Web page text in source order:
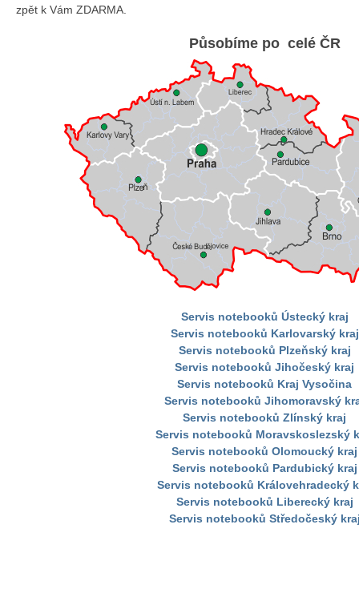
zpět k Vám ZDARMA.
Působíme po celé ČR
Servis notebooků Ústecký kraj
Servis notebooků Karlovarský kraj
Servis notebooků Plzeňský kraj
Servis notebooků Jihočeský kraj
Servis notebooků Kraj Vysočina
Servis notebooků Jihomoravský
Servis notebooků Zlínský kraj
Servis notebooků Moravskoslezský
Servis notebooků Olomoucký kraj
Servis notebooků Pardubický kraj
Servis notebooků Královehradecký
Servis notebooků Liberecký kraj
Servis notebooků Středočeský